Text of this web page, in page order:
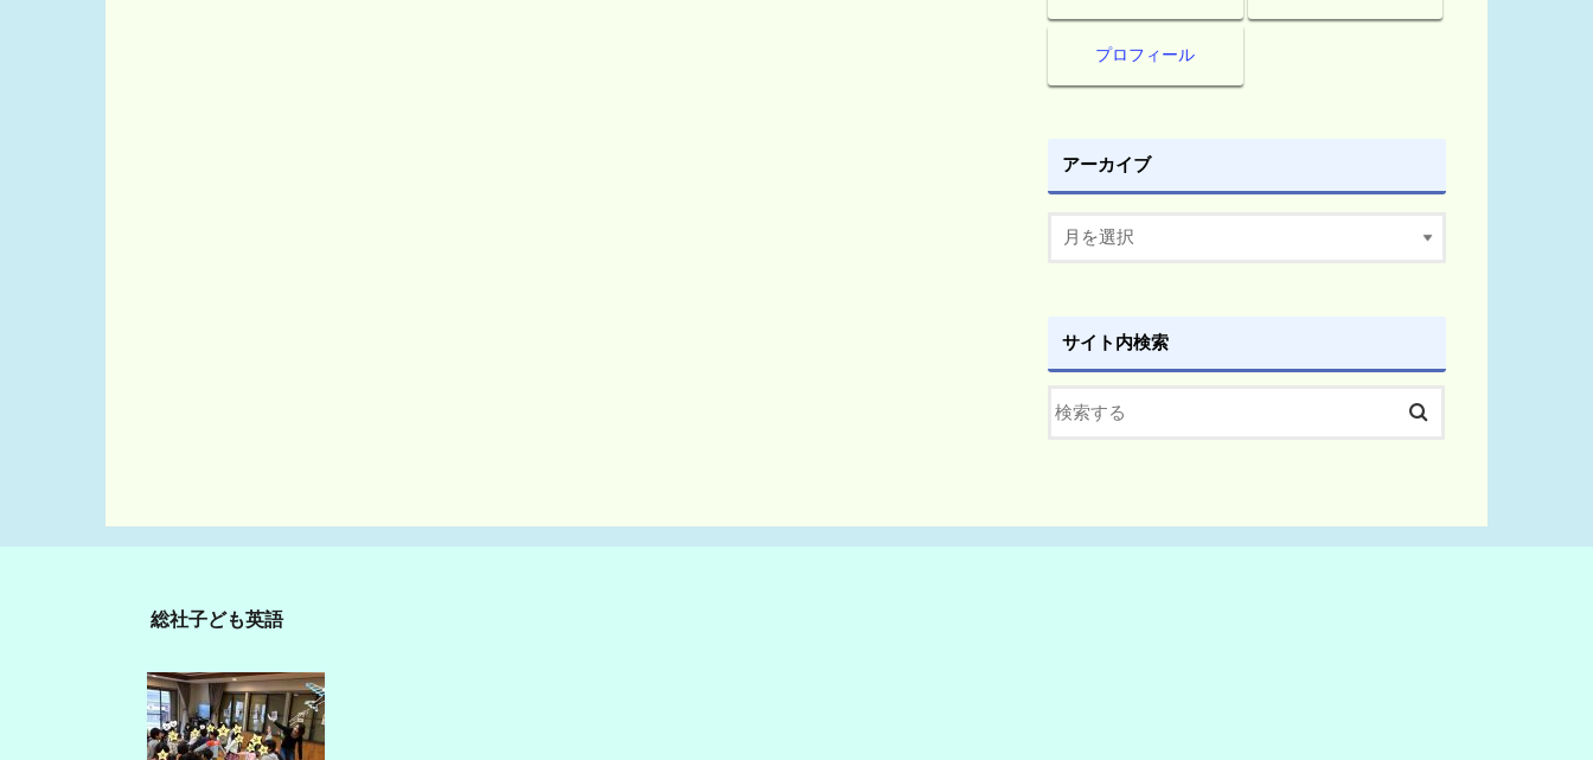
プロフィール
アーカイブ
サイト内検索
総社子ども英語